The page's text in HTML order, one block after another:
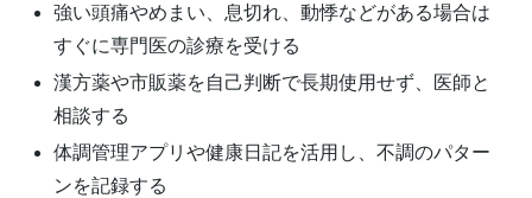
強い頭痛やめまい、息切れ、動悸などがある場合は
すぐに専門医の診療を受ける
漢方薬や市販薬を自己判断で長期使用せず、医師と
相談する
体調管理アプリや健康日記を活用し、不調のパター
ンを記録する